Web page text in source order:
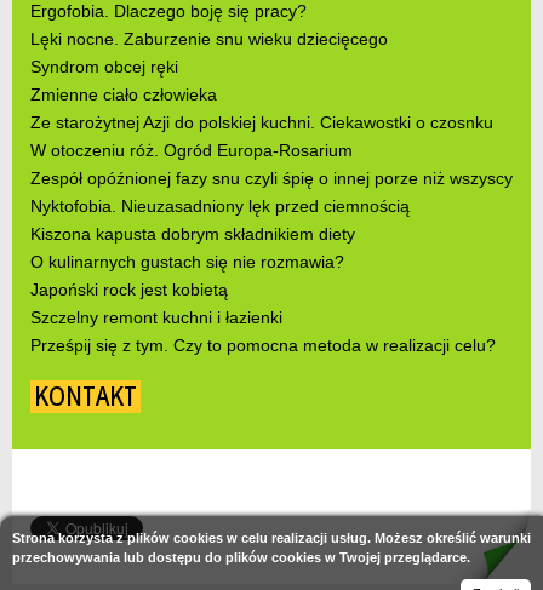
Ergofobia. Dlaczego boję się pracy?
Lęki nocne. Zaburzenie snu wieku dziecięcego
Syndrom obcej ręki
Zmienne ciało człowieka
Ze starożytnej Azji do polskiej kuchni. Ciekawostki o czosnku
W otoczeniu róż. Ogród Europa-Rosarium
Zespół opóźnionej fazy snu czyli śpię o innej porze niż wszyscy
Nyktofobia. Nieuzasadniony lęk przed ciemnością
Kiszona kapusta dobrym składnikiem diety
O kulinarnych gustach się nie rozmawia?
Japoński rock jest kobietą
Szczelny remont kuchni i łazienki
Prześpij się z tym. Czy to pomocna metoda w realizacji celu?
KONTAKT
Strona korzysta z plików cookies w celu realizacji usług. Możesz określić warunki
przechowywania lub dostępu do plików cookies w Twojej przeglądarce.